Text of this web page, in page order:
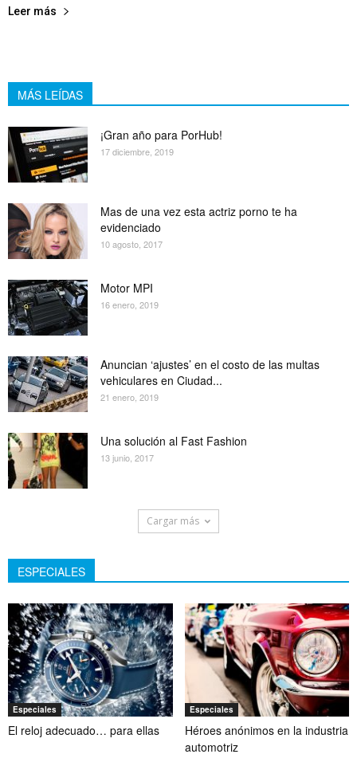
Leer más
MÁS LEÍDAS
¡Gran año para PorHub!
17 diciembre, 2019
Mas de una vez esta actriz porno te ha
evidenciado
10 agosto, 2017
Motor MPI
16 enero, 2019
Anuncian ‘ajustes’ en el costo de las multas
vehiculares en Ciudad...
21 enero, 2019
Una solución al Fast Fashion
13 junio, 2017
Cargar más
ESPECIALES
Especiales
El reloj adecuado… para ellas
Especiales
Héroes anónimos en la industria
automotriz